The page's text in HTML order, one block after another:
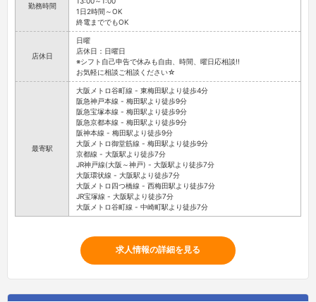
勤務時間
1日2時間～OK
終電まででもOK
店休日
日曜
店休日：日曜日
※シフト自己申告で休みも自由、時間、曜日応相談!!
お気軽に相談ご相談ください☆
最寄駅
大阪メトロ谷町線 - 東梅田駅より徒歩4分
阪急神戸本線 - 梅田駅より徒歩9分
阪急宝塚本線 - 梅田駅より徒歩9分
阪急京都本線 - 梅田駅より徒歩9分
阪神本線 - 梅田駅より徒歩9分
大阪メトロ御堂筋線 - 梅田駅より徒歩9分
京都線 - 大阪駅より徒歩7分
JR神戸線(大阪～神戸) - 大阪駅より徒歩7分
大阪環状線 - 大阪駅より徒歩7分
大阪メトロ四つ橋線 - 西梅田駅より徒歩7分
JR宝塚線 - 大阪駅より徒歩7分
大阪メトロ谷町線 - 中崎町駅より徒歩7分
求人情報の詳細を見る